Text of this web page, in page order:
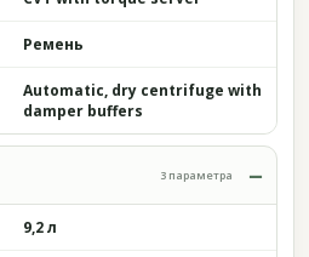
Ремень
Automatic, dry centrifuge with
damper buffers
3 параметра
9,2 л